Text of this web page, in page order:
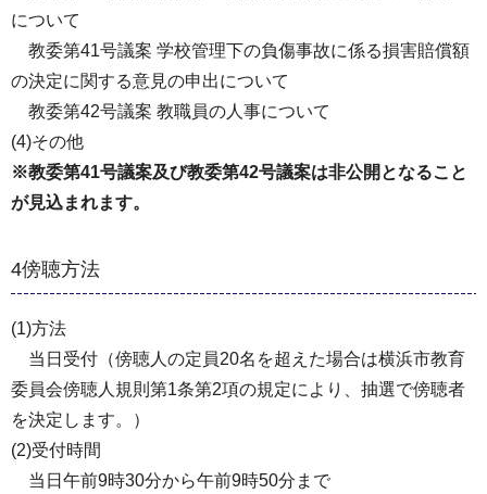
について
教委第41号議案 学校管理下の負傷事故に係る損害賠償額
の決定に関する意見の申出について
教委第42号議案 教職員の人事について
(4)その他
※教委第41号議案及び教委第42号議案は非公開となること
が見込まれます。
4傍聴方法
(1)方法
当日受付（傍聴人の定員20名を超えた場合は横浜市教育
委員会傍聴人規則第1条第2項の規定により、抽選で傍聴者
を決定します。）
(2)受付時間
当日午前9時30分から午前9時50分まで